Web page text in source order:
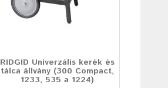
RIDGID Univerzális kerék és
tálca állvány (300 Compact,
1233, 535 a 1224)